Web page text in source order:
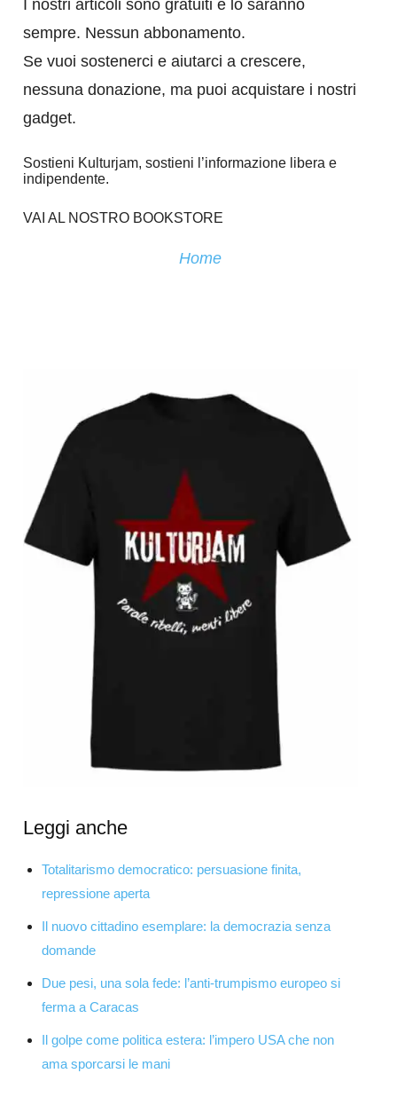
I nostri articoli sono gratuiti e lo saranno
sempre. Nessun abbonamento.
Se vuoi sostenerci e aiutarci a crescere,
nessuna donazione, ma puoi acquistare i nostri
gadget.
Sostieni Kulturjam, sostieni l’informazione libera e
indipendente.
VAI AL NOSTRO BOOKSTORE
Home
Leggi anche
Totalitarismo democratico: persuasione finita,
repressione aperta
Il nuovo cittadino esemplare: la democrazia senza
domande
Due pesi, una sola fede: l’anti-trumpismo europeo si
ferma a Caracas
Il golpe come politica estera: l’impero USA che non
ama sporcarsi le mani